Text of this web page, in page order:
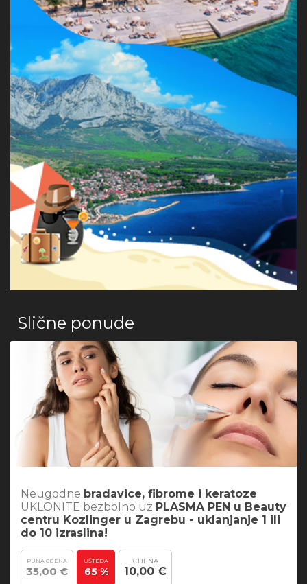
Slične ponude
Neugodne bradavice, fibrome i keratoze
UKLONITE bezbolno uz PLASMA PEN u Beauty
centru Kozlinger u Zagrebu - uklanjanje 1 ili
do 10 izraslina!
PUNA CIJENA
35,00 €
UŠTEDA
65 %
CIJENA
10,00 €